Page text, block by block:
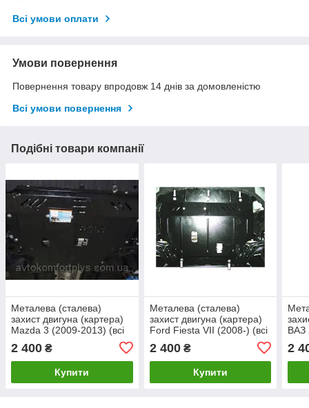
Всі умови оплати
Умови повернення
Повернення товару впродовж 14 днів за домовленістю
Всі умови повернення
Подібні товари компанії
Металева (сталева)
захист двигуна (картера)
Mazda 3 (2009-2013) (всі
2 400 ₴
Купити
Металева (сталева)
захист двигуна (картера)
Ford Fiesta VII (2008-) (всі
2 400₴
Купити
ВАЗ
2